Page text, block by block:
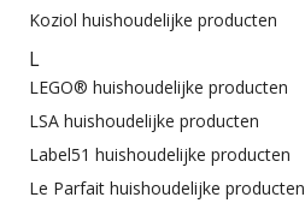
Koziol huishoudelijke producten
L
LEGO® huishoudelijke producten
LSA huishoudelijke producten
Label51 huishoudelijke producten
Le Parfait huishoudelijke producten